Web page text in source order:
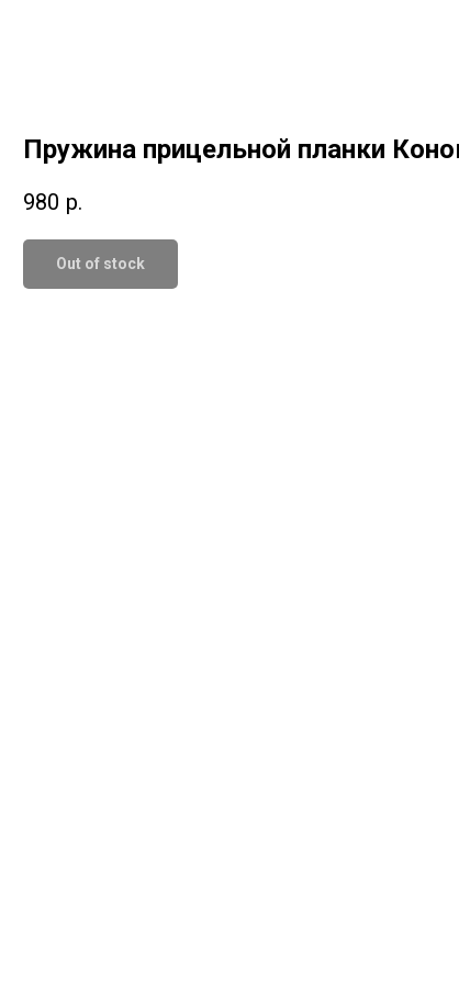
Пружина прицельной планки
980 р.
Out of stock